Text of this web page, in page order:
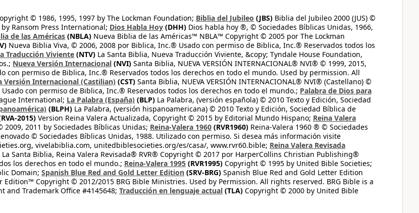
© 1986, 1995, 1997 by The Lockman Foundation; Biblia del Jubileo (JBS) Biblia del Jubileo 2000 (JUS) ©
Ransom Press International; Dios Habla Hoy (DHH) Dios habla hoy ®, © Sociedades Bíblicas Unidas, 1966,
de las Américas (NBLA) Nueva Biblia de las Américas™ NBLA™ Copyright © 2005 por The Lockman
Nueva Biblia Viva, © 2006, 2008 por Biblica, Inc.® Usado con permiso de Biblica, Inc.® Reservados todos los
Traducción Viviente (NTV) La Santa Biblia, Nueva Traducción Viviente, &copy; Tyndale House Foundation,
Nueva Versión Internacional (NVI) Santa Biblia, NUEVA VERSIÓN INTERNACIONAL® NVI® © 1999, 2015,
con permiso de Biblica, Inc.® Reservados todos los derechos en todo el mundo. Used by permission. All
Versión Internacional (Castilian) (CST) Santa Biblia, NUEVA VERSIÓN INTERNACIONAL® NVI® (Castellano) ©
con permiso de Biblica, Inc.® Reservados todos los derechos en todo el mundo.; Palabra de Dios para
International; La Palabra (España) (BLP) La Palabra, (versión española) © 2010 Texto y Edición, Sociedad
(BLPH) La Palabra, (versión hispanoamericana) © 2010 Texto y Edición, Sociedad Bíblica de
2015) Version Reina Valera Actualizada, Copyright © 2015 by Editorial Mundo Hispano; Reina Valera
2011 by Sociedades Bíblicas Unidas; Reina-Valera 1960 (RVR1960) Reina-Valera 1960 ® © Sociedades
© Sociedades Bíblicas Unidas, 1988. Utilizado con permiso. Si desea más información visite
vivelabiblia.com, unitedbiblesocieties.org/es/casa/, www.rvr60.bible; Reina Valera Revisada
Santa Biblia, Reina Valera Revisada® RVR® Copyright © 2017 por HarperCollins Christian Publishing®
los derechos en todo el mundo.; Reina-Valera 1995 (RVR1995) Copyright © 1995 by United Bible Societies;
Domain; Spanish Blue Red and Gold Letter Edition (SRV-BRG) Spanish Blue Red and Gold Letter Edition
Edition™ Copyright © 2012/2015 BRG Bible Ministries. Used by Permission. All rights reserved. BRG Bible is a
and Trademark Office #4145648; Traducción en lenguaje actual (TLA) Copyright © 2000 by United Bible